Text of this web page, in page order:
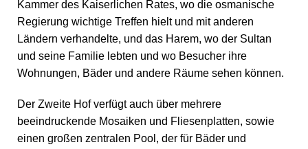
Kammer des Kaiserlichen Rates, wo die osmanische
Regierung wichtige Treffen hielt und mit anderen
Ländern verhandelte, und das Harem, wo der Sultan
und seine Familie lebten und wo Besucher ihre
Wohnungen, Bäder und andere Räume sehen können.
Der Zweite Hof verfügt auch über mehrere
beeindruckende Mosaiken und Fliesenplatten, sowie
einen großen zentralen Pool, der für Bäder und